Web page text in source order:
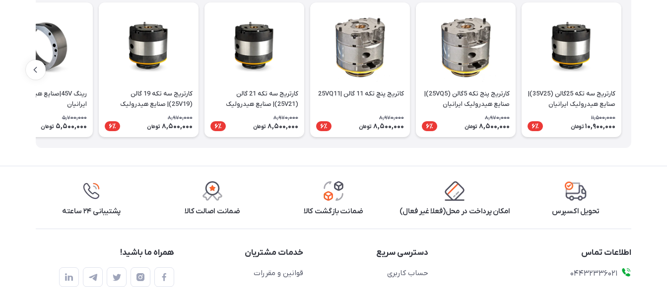
کارتریج سه تکه 25گالن (35V25)|
صنایع هیدرولیک ایرانیان
11,500,000
10,900,000 تومان 6٪
کارتریج پنج تکه 5گالن (25VQ5)|
صنایع هیدرولیک ایرانیان
8,970,000
8,500,000 تومان 6٪
کاتریج پنچ تکه 11 گالن |25VQ11
8,970,000
8,500,000 تومان 6٪
کارتریج سه تکه 21 گالن
(25V21)| صنایع هیدرولیک
ایرانیان
8,970,000
8,500,000 تومان 6٪
کارتریج سه تکه 19 گالن
(25V19)| صنایع هیدرولیک
ایرانیان
8,970,000
8,500,000 تومان 6٪
رینگ 45V|صنایع هیدرولیک
ایرانیان
5,700,000
5,500,000 تومان
تحویل اکسپرس امکان پرداخت در محل(فعلا غیر فعال) ضمانت بازگشت کالا ضمانت اصالت کالا پشتیبانی ۲۴ ساعته
اطلاعات تماس
04432336021
دسترسی سریع
حساب کاربری
خدمات مشتریان
قوانین و مقررات
همراه ما باشید!